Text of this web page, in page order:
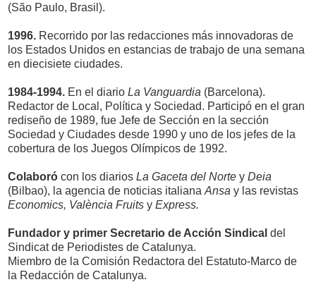
(São Paulo, Brasil).
1996. Recorrido por las redacciones más innovadoras de
los Estados Unidos en estancias de trabajo de una semana
en diecisiete ciudades.
1984-1994. En el diario La Vanguardia (Barcelona).
Redactor de Local, Política y Sociedad. Participó en el gran
rediseño de 1989, fue Jefe de Sección en la sección
Sociedad y Ciudades desde 1990 y uno de los jefes de la
cobertura de los Juegos Olímpicos de 1992.
Colaboró con los diarios La Gaceta del Norte y Deia
(Bilbao), la agencia de noticias italiana Ansa y las revistas
Economics, València Fruits y Express.
Fundador y primer Secretario de Acción Sindical del
Sindicat de Periodistes de Catalunya.
Miembro de la Comisión Redactora del Estatuto-Marco de
la Redacción de Catalunya.